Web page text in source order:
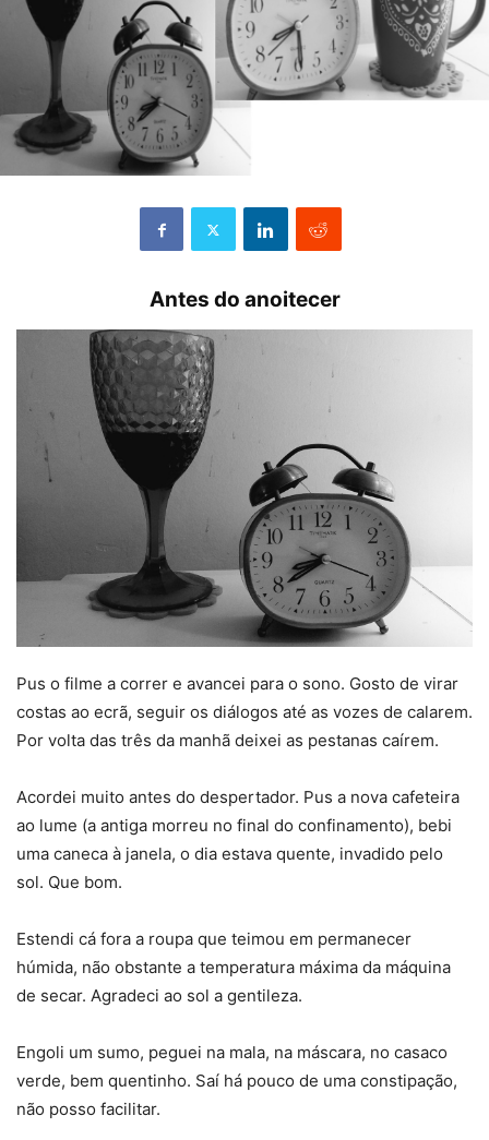
Antes do anoitecer
Pus o filme a correr e avancei para o sono. Gosto de virar
costas ao ecrã, seguir os diálogos até as vozes de calarem.
Por volta das três da manhã deixei as pestanas caírem.
Acordei muito antes do despertador. Pus a nova cafeteira
ao lume (a antiga morreu no final do confinamento), bebi
uma caneca à janela, o dia estava quente, invadido pelo
sol. Que bom.
Estendi cá fora a roupa que teimou em permanecer
húmida, não obstante a temperatura máxima da máquina
de secar. Agradeci ao sol a gentileza.
Engoli um sumo, peguei na mala, na máscara, no casaco
verde, bem quentinho. Saí há pouco de uma constipação,
não posso facilitar.